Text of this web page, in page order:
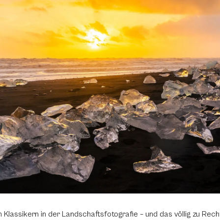
Klassikern in der Landschaftsfotografie – und das völlig zu